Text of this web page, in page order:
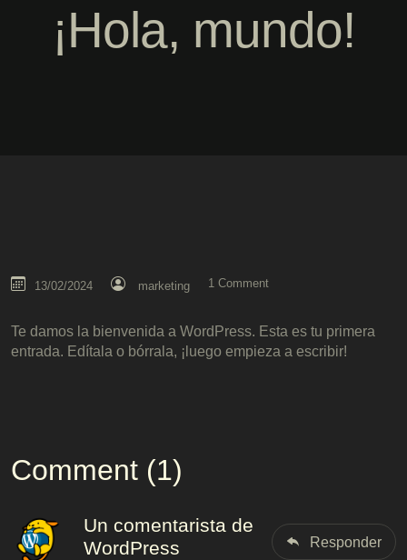
¡Hola, mundo!
13/02/2024 marketing 1 Comment
Te damos la bienvenida a WordPress. Esta es tu primera
entrada. Edítala o bórrala, ¡luego empieza a escribir!
Comment (1)
Un comentarista de
WordPress
Responder